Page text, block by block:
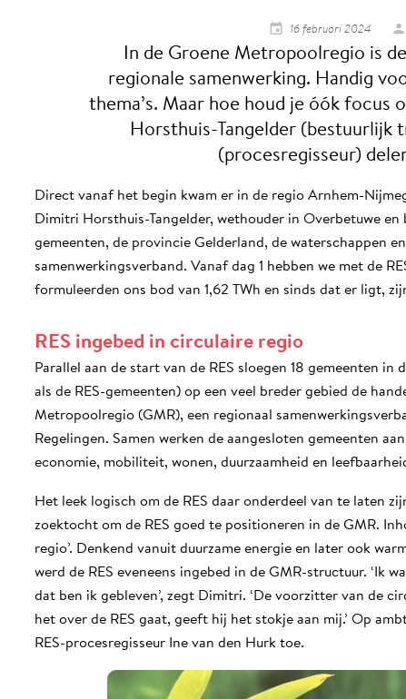
16 februari 2024
In de Groene Metropoolregio is
regionale samenwerking. Handig
thema’s. Maar hoe houd je óók focus
Horsthuis-Tangelder (bestuurlijk
(procesregisseur)
Direct vanaf het begin kwam er in de regio Arnhem-
Dimitri Horsthuis-Tangelder, wethouder in Overbetuwe en
gemeenten, de provincie Gelderland, de waterschappen
samenwerkingsverband. Vanaf dag 1 hebben we met de
formuleerden ons bod van 1,62 TWh en sinds dat er ligt,
RES ingebed in circulaire regio
Parallel aan de start van de RES sloegen 18 gemeenten
als de RES-gemeenten) op een veel breder gebied de
Metropoolregio (GMR), een regionaal
Regelingen. Samen werken de aangesloten gemeenten
economie, mobiliteit, wonen, duurzaamheid en
Het leek logisch om de RES daar onderdeel van te laten
zoektocht om de RES goed te positioneren in de GMR.
regio’. Denkend vanuit duurzame energie en later ook
werd de RES eveneens ingebed in de GMR-structuur. ‘Ik
dat ben ik gebleven’, zegt Dimitri. ‘De voorzitter van de
het over de RES gaat, geeft hij het stokje aan mij.’ Op
RES-procesregisseur Ine van den Hurk toe.